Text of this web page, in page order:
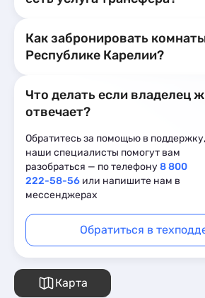
Как забронировать
Республике Карелии?
Что делать если владелец
отвечает?
Обратитесь за помощью в поддержку,
наши специалисты помогут вам
разобраться — по телефону8 800
222-58-56 или напишите нам в
мессенджерах
Обратиться в
Карта